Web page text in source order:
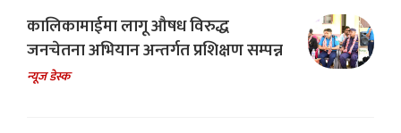
कालिकामाईमा लागू औषध विरुद्ध
जनचेतना अभियान अन्तर्गत प्रशिक्षण सम्पन्न
न्यूज डेस्क